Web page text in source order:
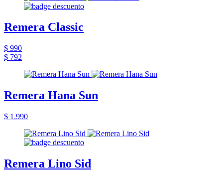
Remera Classic
$ 990
$ 792
Remera Hana Sun
$ 1.990
Remera Lino Sid